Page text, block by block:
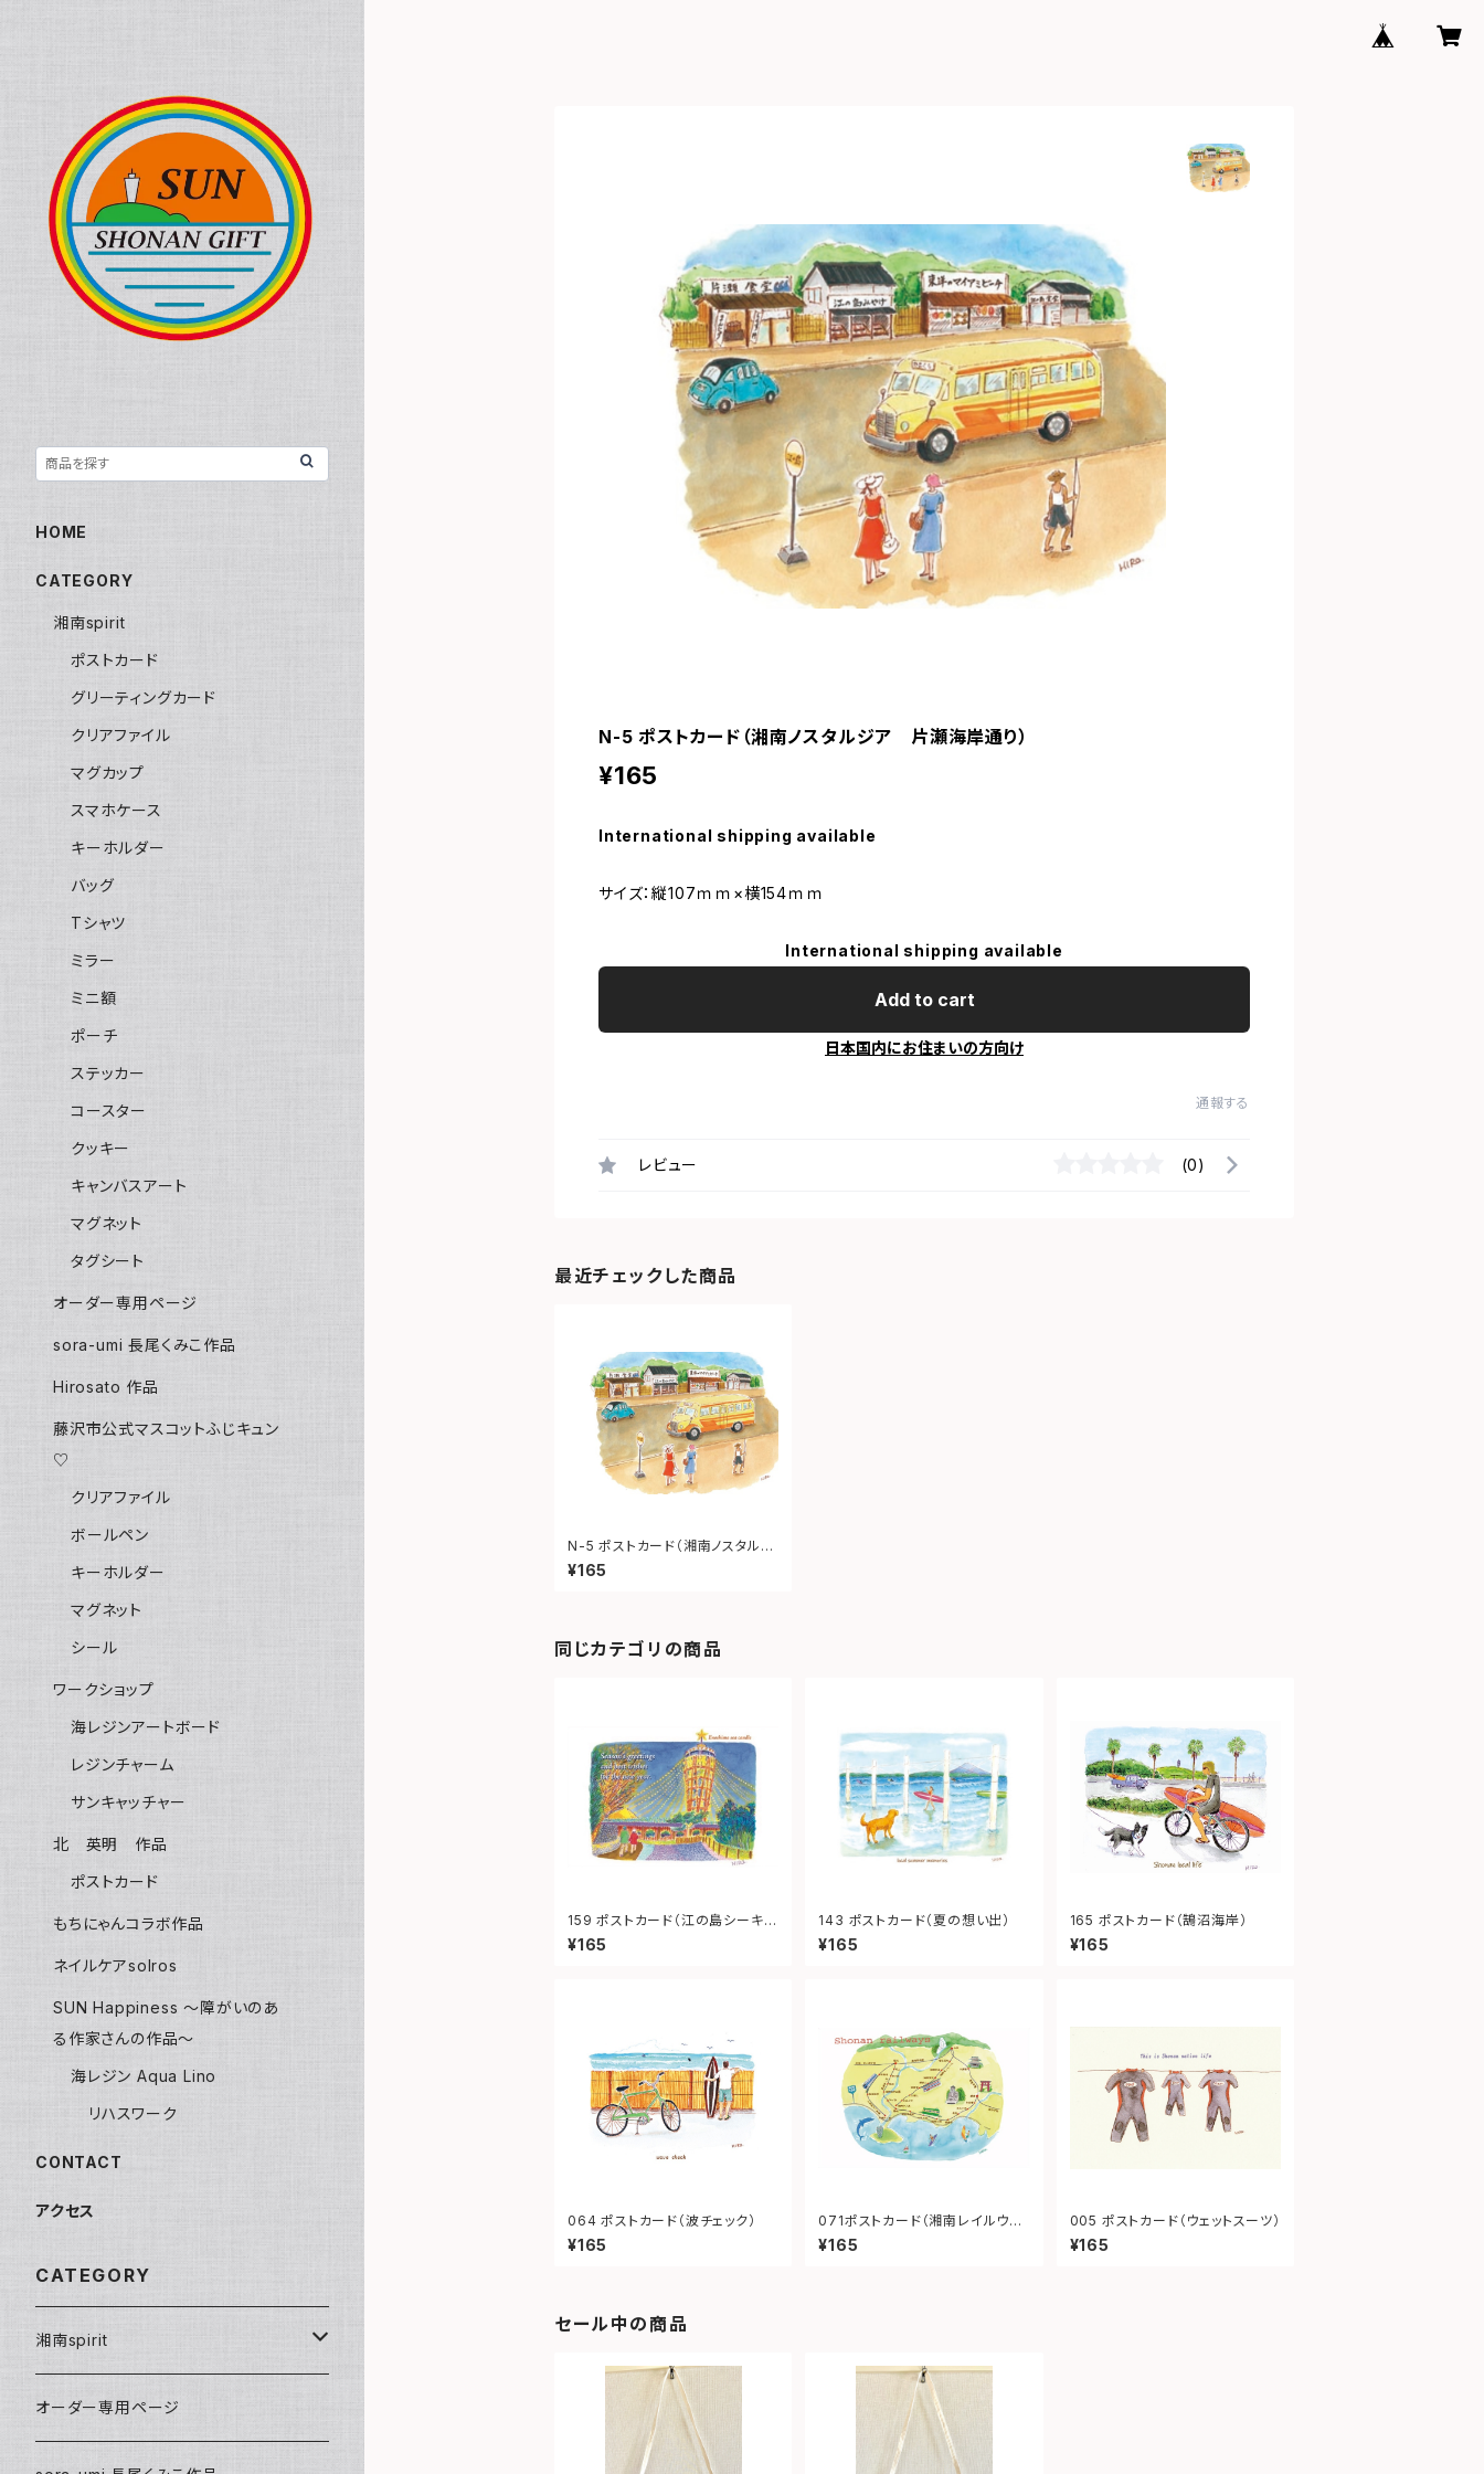
N-5 ポストカード（湘南ノスタルジア 片瀬海岸通り）
¥165
International shipping available
サイズ：縦107ｍｍ×横154ｍｍ
International shipping available
Add to cart
日本国内にお住まいの方向け
通報する
レビュー (0)
最近チェックした商品
N-5 ポストカード（湘南ノスタルジ
ア 片瀬海岸通り）
¥165
同じカテゴリの商品
159 ポストカード（江の島シーキャ
ンドル）
¥165
143 ポストカード（夏の想い出）
¥165
165 ポストカード（鵠沼海岸）
¥165
064 ポストカード（波チェック）
¥165
071ポストカード（湘南レイルウェ
イ）
¥165
005 ポストカード（ウェットスーツ）
¥165
セール中の商品
HOME
CATEGORY
湘南spirit
ポストカード
グリーティングカード
クリアファイル
マグカップ
スマホケース
キーホルダー
バッグ
Tシャツ
ミラー
ミニ額
ポーチ
ステッカー
コースター
クッキー
キャンバスアート
マグネット
タグシート
オーダー専用ページ
sora-umi 長尾くみこ作品
Hirosato 作品
藤沢市公式マスコットふじキュン
♡
クリアファイル
ボールペン
キーホルダー
マグネット
シール
ワークショップ
海レジンアートボード
レジンチャーム
サンキャッチャー
北 英明 作品
ポストカード
もちにゃんコラボ作品
ネイルケアsolros
SUN Happiness ～障がいのあ
る作家さんの作品～
海レジン Aqua Lino
リハスワーク
CONTACT
アクセス
CATEGORY
湘南spirit
ポストカード
オーダー専用ページ